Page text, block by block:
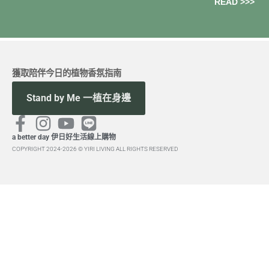
a better day 伊日好生活線上購物
COPYRIGHT 2024-2026 © YIRI LIVING ALL RIGHTS RESERVED
獲取陪伴今日的植物香氛指南
Stand by Me 一植在身邊